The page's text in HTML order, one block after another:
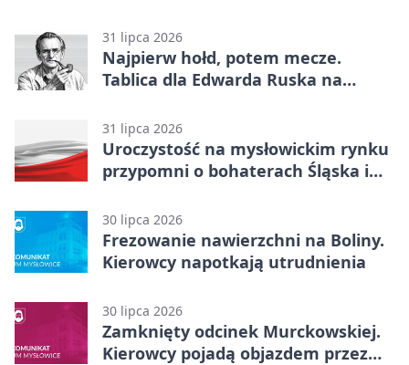
31 lipca 2026
Najpierw hołd, potem mecze.
Tablica dla Edwarda Ruska na
31 lipca 2026
Uroczystość na mysłowickim rynku
przypomni o bohaterach Śląska i
30 lipca 2026
Frezowanie nawierzchni na Boliny.
Kierowcy napotkają utrudnienia
30 lipca 2026
Zamknięty odcinek Murckowskiej.
Kierowcy pojadą objazdem przez